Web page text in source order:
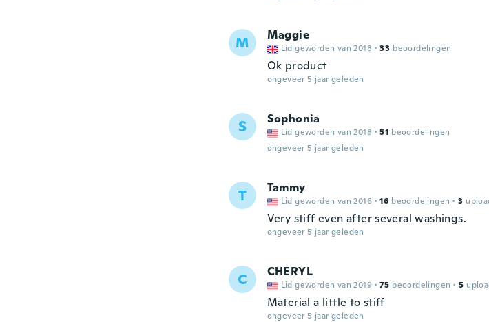
M Maggie
Lid geworden van 2018 · 33 beoordelingen
Ok product
ongeveer 5 jaar geleden
S Sophonia
Lid geworden van 2018 · 51 beoordelingen
ongeveer 5 jaar geleden
T Tammy
Lid geworden van 2016 · 16 beoordelingen · 3
Very stiff even after several washings.
ongeveer 5 jaar geleden
C CHERYL
Lid geworden van 2019 · 75 beoordelingen · 5
Material a little to stiff
ongeveer 5 jaar geleden